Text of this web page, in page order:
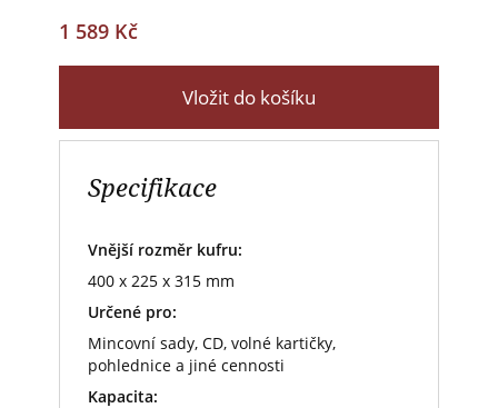
1 589 Kč
Vložit do košíku
Specifikace
Vnější rozměr kufru:
400 x 225 x 315 mm
Určené pro:
Mincovní sady, CD, volné kartičky,
pohlednice a jiné cennosti
Kapacita: